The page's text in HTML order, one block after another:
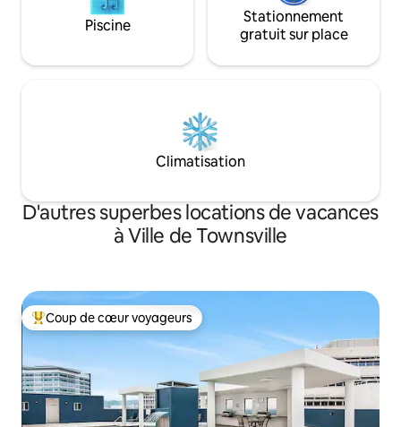
Piscine
Stationnement
gratuit sur place
Climatisation
D'autres superbes locations de vacances
à Ville de Townsville
Coup de cœur voyageurs parmi les plus aimés
Coup de cœur voyageurs